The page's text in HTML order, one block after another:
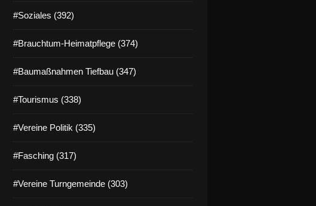
#Soziales (392)
#Brauchtum-Heimatpflege (374)
#Baumaßnahmen Tiefbau (347)
#Tourismus (338)
#Vereine Politik (335)
#Fasching (317)
#Vereine Turngemeinde (303)